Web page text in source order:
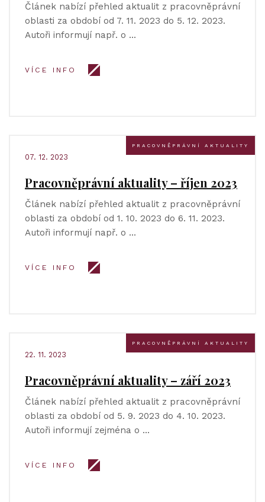
Článek nabízí přehled aktualit z pracovněprávní
oblasti za období od 7. 11. 2023 do 5. 12. 2023.
Autoři informují např. o …
VÍCE INFO
PRACOVNĚPRÁVNÍ AKTUALITY
07. 12. 2023
Pracovněprávní aktuality – říjen 2023
Článek nabízí přehled aktualit z pracovněprávní
oblasti za období od 1. 10. 2023 do 6. 11. 2023.
Autoři informují např. o …
VÍCE INFO
PRACOVNĚPRÁVNÍ AKTUALITY
22. 11. 2023
Pracovněprávní aktuality – září 2023
Článek nabízí přehled aktualit z pracovněprávní
oblasti za období od 5. 9. 2023 do 4. 10. 2023.
Autoři informují zejména o …
VÍCE INFO